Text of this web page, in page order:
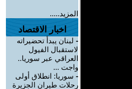
المزيد.....
اخبار الاقتصاد
- لبنان يبدأ تحضيراته
لاستقبال الفيول
العراقي عبر سوريا..
واجت ...
- سوريا: انطلاق أولى
رحلات طيران الجزيرة